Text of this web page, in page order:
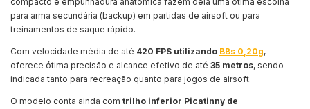
para arma secundária (backup) em partidas de airsoft ou para
treinamentos de saque rápido.
Com velocidade média de até 420 FPS utilizando BBs 0,20g,
oferece ótima precisão e alcance efetivo de até 35 metros, sendo
indicada tanto para recreação quanto para jogos de airsoft.
O modelo conta ainda com trilho inferior Picatinny de